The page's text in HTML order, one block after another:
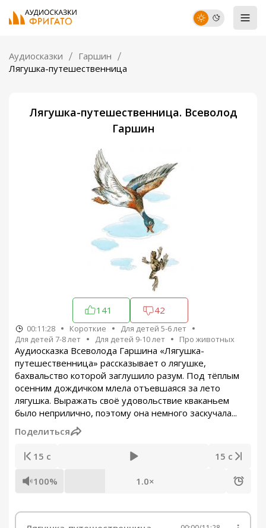
Аудиосказки
Гаршин
Лягушка-путешественница
Лягушка-путешественница. Всеволод
Гаршин
141 42
00:11:28 Короткие
Для детей 5-6 лет
Для детей 7-8 лет
Для детей 9-10 лет Про животных
Аудиосказка Всеволода Гаршина «Лягушка-
путешественница» рассказывает о лягушке,
бахвальство которой заглушило разум. Под тёплым
осенним дождичком млела отъевшаяся за лето
лягушка. Выражать своё удовольствие кваканьем
было неприлично, поэтому она немного заскучала...
Поделиться
15 с 15 с
100% 1.0×